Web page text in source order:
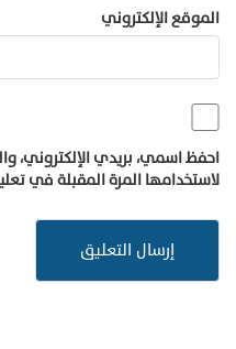
الموقع الإلكتروني
احفظ اسمي، بريدي الإلكتروني،
لاستخدامها المرة المقبلة في